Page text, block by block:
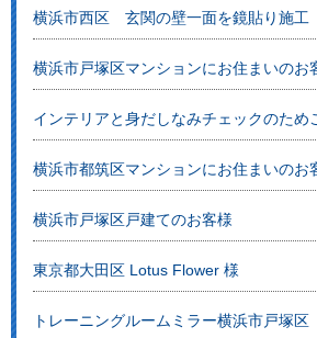
横浜市西区 玄関の壁一面を鏡貼り施工
横浜市戸塚区マンションにお住まいのお
インテリアと身だしなみチェックのため
横浜市都筑区マンションにお住まいのお
横浜市戸塚区戸建てのお客様
東京都大田区 Lotus Flower 様
トレーニングルームミラー横浜市戸塚区